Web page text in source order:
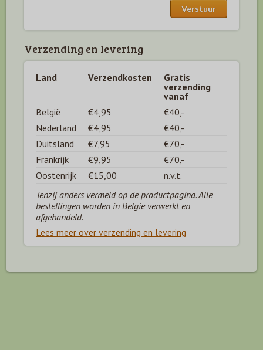
Verzending en levering
Land Verzendkosten
Gratis
verzending
vanaf
België
€4,95
€40,-
Nederland
€4,95
€40,-
Duitsland
€7,95
€70,-
Frankrijk
€9,95
€70,-
Oostenrijk
€15,00
n.v.t.
Tenzij anders vermeld op de productpagina. Alle
bestellingen worden in België verwerkt en
afgehandeld.
Lees meer over verzending en levering